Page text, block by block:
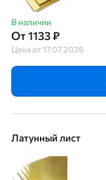
В наличии
От 1133 ₽
Цена от 17.07.2026
Латунный лист